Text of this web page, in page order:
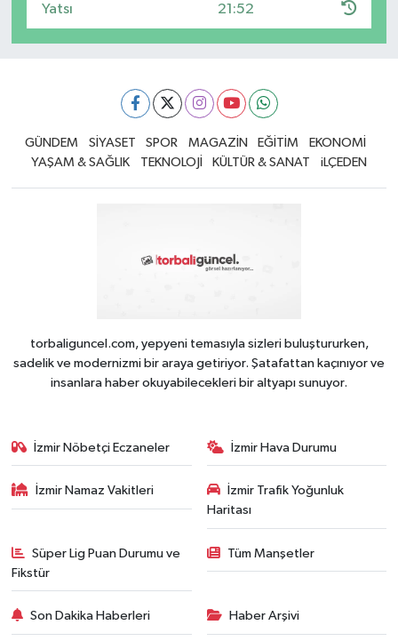
Yatsı 21:52
GÜNDEM SİYASET SPOR MAGAZİN EĞİTİM
EKONOMİ
YAŞAM & SAĞLIK
TEKNOLOJİ KÜLTÜR & SANAT iLÇEDEN
torbaliguncel.com, yepyeni temasıyla sizleri buluştururken,
sadelik ve modernizmi bir araya getiriyor. Şatafattan kaçınıyor ve
insanlara haber okuyabilecekleri bir altyapı sunuyor.
İzmir Nöbetçi Eczaneler İzmir Hava Durumu
İzmir Namaz Vakitleri
İzmir Trafik Yoğunluk
Haritası
Süper Lig Puan Durumu ve
Fikstür
Tüm Manşetler
Son Dakika Haberleri Haber Arşivi